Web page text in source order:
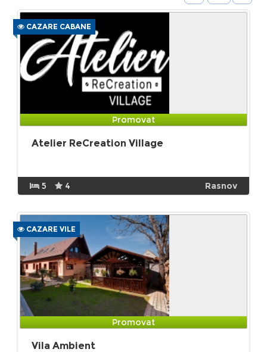
CAZARE CABANE
Promovat
Atelier ReCreation Village
5 4 Rasnov
CAZARE VILE
Promovat
Vila Ambient